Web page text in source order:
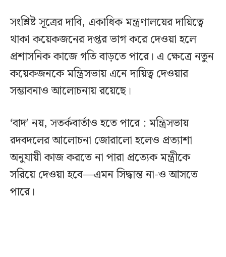
সংশ্লিষ্ট সূত্রের দাবি, একাধিক মন্ত্রণালয়ের দায়িত্বে
থাকা কয়েকজনের দপ্তর ভাগ করে দেওয়া হলে
প্রশাসনিক কাজে গতি বাড়তে পারে। এ ক্ষেত্রে নতুন
কয়েকজনকে মন্ত্রিসভায় এনে দায়িত্ব দেওয়ার
সম্ভাবনাও আলোচনায় রয়েছে।
‘বাদ’ নয়, সতর্কবার্তাও হতে পারে : মন্ত্রিসভায়
রদবদলের আলোচনা জোরালো হলেও প্রত্যাশা
অনুযায়ী কাজ করতে না পারা প্রত্যেক মন্ত্রীকে
সরিয়ে দেওয়া হবে—এমন সিদ্ধান্ত না-ও আসতে
পারে।